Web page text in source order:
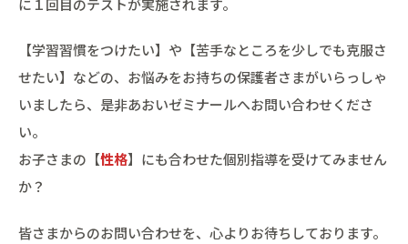
に１回目のテストが実施されます。
【学習習慣をつけたい】や【苦手なところを少しでも克服さ
せたい】などの、お悩みをお持ちの保護者さまがいらっしゃ
いましたら、是非あおいゼミナールへお問い合わせくださ
い。
お子さまの【性格】にも合わせた個別指導を受けてみません
か？
皆さまからのお問い合わせを、心よりお待ちしております。